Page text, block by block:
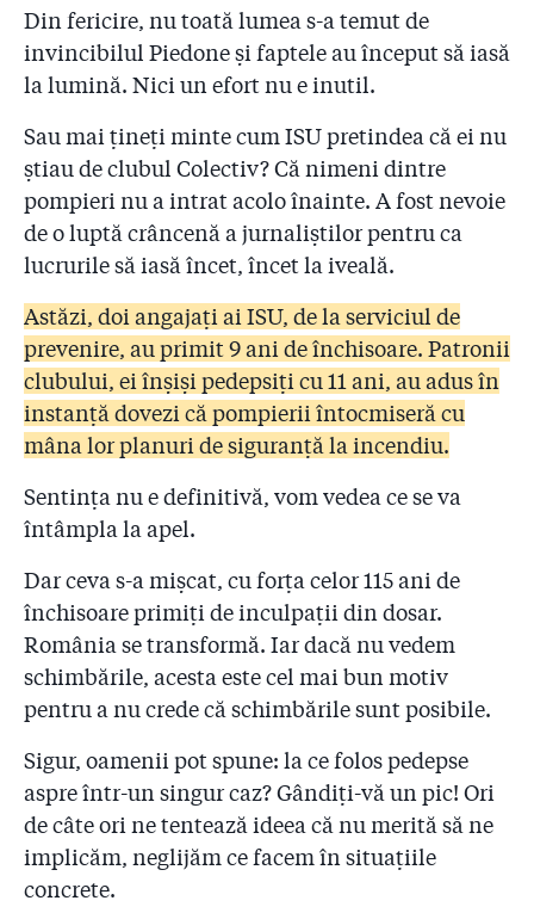
2.13
#COLECTIV: Șefii IGSU își bat joc de cetățeni și de
promisiunea de transparență a premierului Cioloș
săptămîni înainte de incendiu! Pus în fața unui fax al
Gazetei, Arafat a ordonat azi noapte o anchetă la ISU
2.15
”Dacă voia, oricine putea șterge Colectiv din softul
ISU!” Cine va plăti 50 de milioane de euro
despăgubiri?
2.16
7 mărturii favorabile lui Raed Arafat. Dar ce s-a
întîmplat la ISU?!
2.17
Ședință cu strigăte la ISU: ”De ce Arafat nu e aici,
printre noi? De ce nu demisionează și Arafat?!”
2.18
Pompierul arestat lucra, de două luni, la o firmă de
consultanță PSI. Patronul: ”Cînd era la ISU, George
mi-a dat sfaturi pe prietenie, nu pe bani”
2.19
Cifre oficiale de la ISU: "Din 24 de sponsori, în trei
ani, 4 au fost amendați cu cîteva sute de lei”. Și e
doar un eșantion
2.20
Pompier demis: ”Șefii de la IGSU să-și asume eșecul
cras de prevenire care a dus la Colectiv!”
Kovesi cere redeschiderea dosarului sponsorizărilor
primite de pompieri, cel pe care DNA l-a clasat de
două ori înainte de incendiul de la Colectiv!
2.22
Supraviețuitorul de la Colectiv a avut dreptate:
conform coordonatelor GPS, două ambulanțe BGS și
Sanador au ajuns în zonă, dar au fost refuzate! Ce
Din fericire, nu toată lumea s-a temut de
invincibilul Piedone și faptele au început să iasă
la lumină. Nici un efort nu e inutil.
Sau mai țineți minte cum ISU pretindea că ei nu
știau de clubul Colectiv? Că nimeni dintre
pompieri nu a intrat acolo înainte. A fost nevoie
de o luptă crâncenă a jurnaliștilor pentru ca
lucrurile să iasă încet, încet la iveală.
Astăzi, doi angajați ai ISU, de la serviciul de
prevenire, au primit 9 ani de închisoare. Patronii
clubului, ei înșiși pedepsiți cu 11 ani, au adus în
instanță dovezi că pompierii întocmiseră cu
mâna lor planuri de siguranță la incendiu.
Sentința nu e definitivă, vom vedea ce se va
întâmpla la apel.
Dar ceva s-a mișcat, cu forța celor 115 ani de
închisoare primiți de inculpații din dosar.
România se transformă. Iar dacă nu vedem
schimbările, acesta este cel mai bun motiv
pentru a nu crede că schimbările sunt posibile.
Sigur, oamenii pot spune: la ce folos pedepse
aspre într-un singur caz? Gândiți-vă un pic! Ori
de câte ori ne tentează ideea că nu merită să ne
implicăm, neglijăm ce facem în situațiile
concrete.